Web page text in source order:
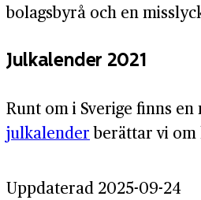
bolagsbyrå och en
Julkalender 2021
Runt om i Sverige finns
julkalenderberättar vi om
Uppdaterad 2025-09-24